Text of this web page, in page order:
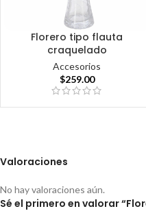
Florero tipo flauta
craquelado
Accesorios
$259.00
Valoraciones
No hay valoraciones aún.
Sé el primero en valorar